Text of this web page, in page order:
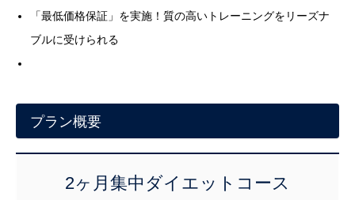
「最低価格保証」を実施！質の高いトレーニングをリーズナ
ブルに受けられる
プラン概要
2ヶ月集中ダイエットコース